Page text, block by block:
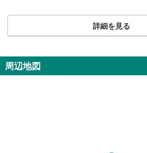
詳細を見る
周辺地図